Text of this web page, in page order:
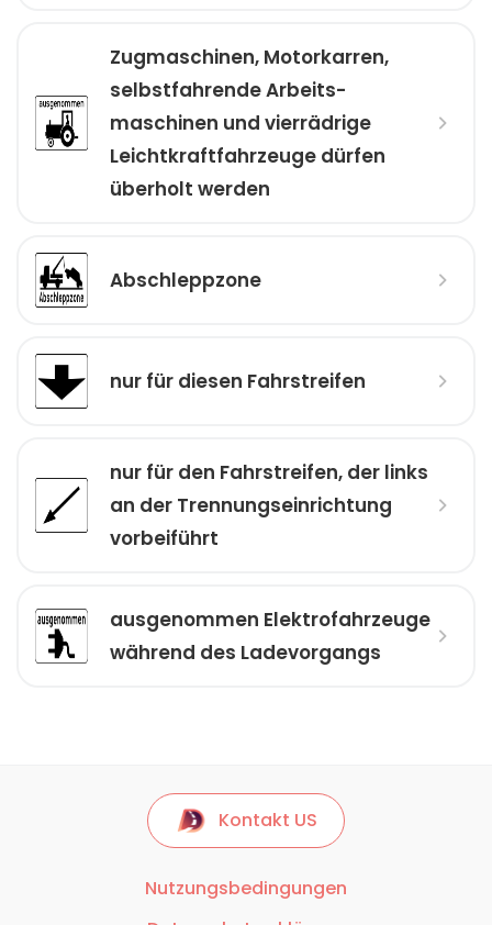
Zugmaschinen, Motorkarren,
selbst­fahrende Arbeits­
maschinen und vierrädrige
Leicht­kraftfahrzeuge dürfen
überholt werden
Abschleppzone
nur für diesen Fahrstreifen
nur für den Fahr­streifen, der links
an der Trennungs­einrichtung
vorbeiführt
ausgenommen Elektrofahrzeuge
während des Ladevorgangs
Kontakt US
Nutzungsbedingungen